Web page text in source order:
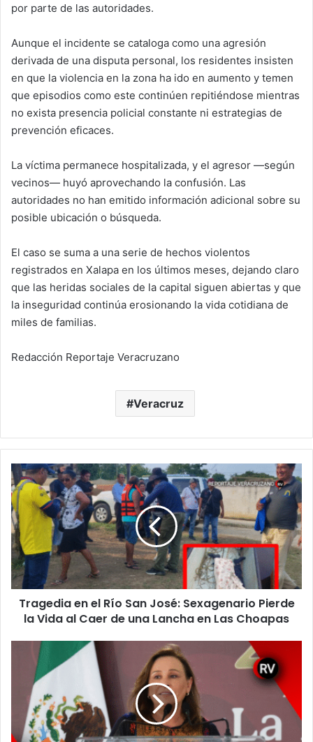
por parte de las autoridades.
Aunque el incidente se cataloga como una agresión
derivada de una disputa personal, los residentes insisten
en que la violencia en la zona ha ido en aumento y temen
que episodios como este continúen repitiéndose mientras
no exista presencia policial constante ni estrategias de
prevención eficaces.
La víctima permanece hospitalizada, y el agresor —según
vecinos— huyó aprovechando la confusión. Las
autoridades no han emitido información adicional sobre su
posible ubicación o búsqueda.
El caso se suma a una serie de hechos violentos
registrados en Xalapa en los últimos meses, dejando claro
que las heridas sociales de la capital siguen abiertas y que
la inseguridad continúa erosionando la vida cotidiana de
miles de familias.
Redacción Reportaje Veracruzano
Veracruz
Tragedia
en
el
Río
San
José:
Sexagenario
Pierde
la
Vida
Lancha
Choapas
Tragedia en el Río San José: Sexagenario Pierde
la Vida al Caer de una Lancha en Las Choapas
NAHLE:
PLAN
MÁS